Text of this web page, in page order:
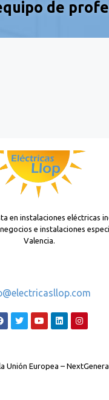
de
en instalaciones eléctricas
e instalaciones
Valencia.
Unión Europea –